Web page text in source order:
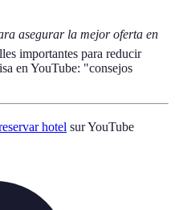
asegurar la mejor oferta en
importantes para reducir
en YouTube: "consejos
hotel sur YouTube